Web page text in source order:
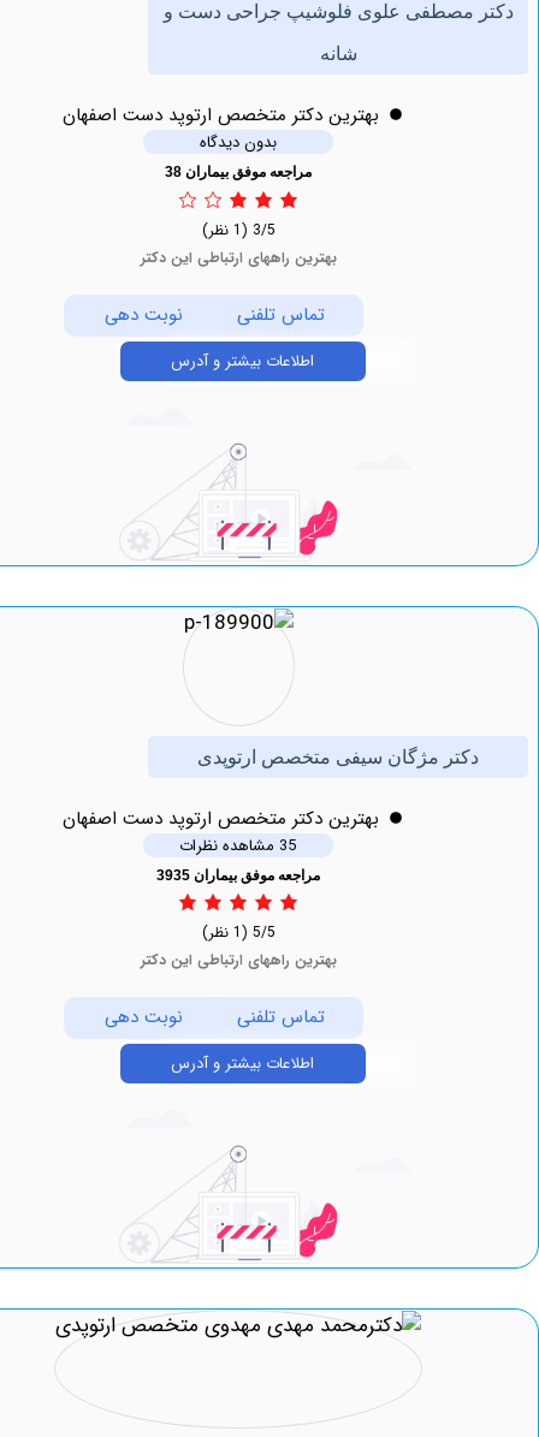
مصطفی علوی فلوشیپ جراحی دست و
بهترين دکتر متخصص ارتوپد دست اصفهان
بدون دیدگاه
مراجعه موفق بیماران 38
بهترین راههای ارتباطی این دکتر
تماس تلفنی نوبت دهی
اطلاعات بیشتر و آدرس
مژگان سیفی متخصص ارتوپدی
بهترين دکتر متخصص ارتوپد دست اصفهان
مراجعه موفق بیماران 3935
بهترین راههای ارتباطی این دکتر
تماس تلفنی نوبت دهی
اطلاعات بیشتر و آدرس